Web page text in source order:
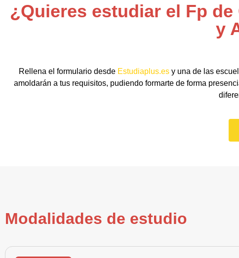
¿Quieres estudiar el Fp
y
Rellena el formulario desde Estudiaplus.es y una de las
amoldarán a tus requisitos, pudiendo formarte de forma
Modalidades de estudio